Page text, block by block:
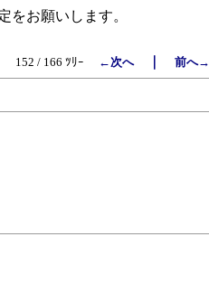
をお願いします。
152 / 166 ﾂﾘｰ
←次へ｜ 前へ→